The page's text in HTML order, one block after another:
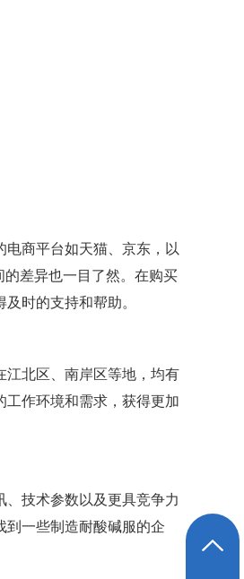
商平台如天猫、京东，以
差异也一目了然。在购买
时的支持和帮助。
江北区、南岸区等地，均有
作环境和需求，获得更加
技术参数以及更具竞争力
到一些制造耐酸碱服的企